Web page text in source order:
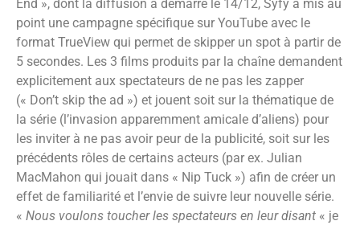
End », dont la diffusion a démarré le 14/12, Syfy a mis au
point une campagne spécifique sur YouTube avec le
format TrueView qui permet de skipper un spot à partir de
5 secondes. Les 3 films produits par la chaîne demandent
explicitement aux spectateurs de ne pas les zapper
(« Don’t skip the ad ») et jouent soit sur la thématique de
la série (l’invasion apparemment amicale d’aliens) pour
les inviter à ne pas avoir peur de la publicité, soit sur les
précédents rôles de certains acteurs (par ex. Julian
MacMahon qui jouait dans « Nip Tuck ») afin de créer un
effet de familiarité et l’envie de suivre leur nouvelle série.
« Nous voulons toucher les spectateurs en leur disant « je